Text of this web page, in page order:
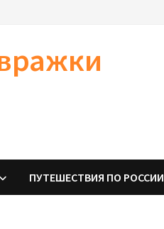
ПУТЕШЕСТВИЯ ПО РОССИИ